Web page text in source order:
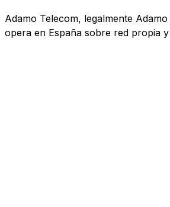
Adamo Telecom, legalmente
opera en España sobre red propia